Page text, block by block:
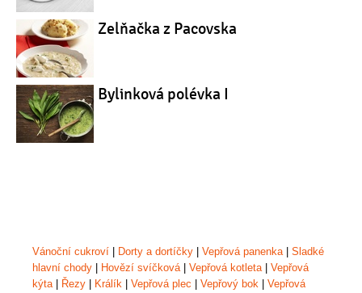
Zelňačka z Pacovska
Bylinková polévka I
Vánoční cukroví Dorty a dortíčky Vepřová panenka| Sladké
hlavní chody
Hovězí svíčková| Vepřová kotleta| Vepřová
kýta| Řezy Králík Vepřová plec Vepřový bok
Vepřová